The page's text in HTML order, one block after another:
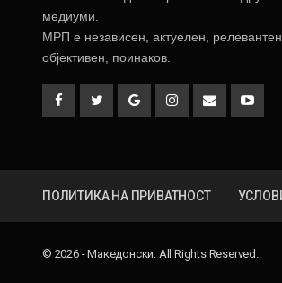
медиуми.
МРП е независен, актуелен, релевантен,
објективен, поинаков.
ПОЛИТИКА НА ПРИВАТНОСТ
© 2026 - Македонски. All Rights Reserved.